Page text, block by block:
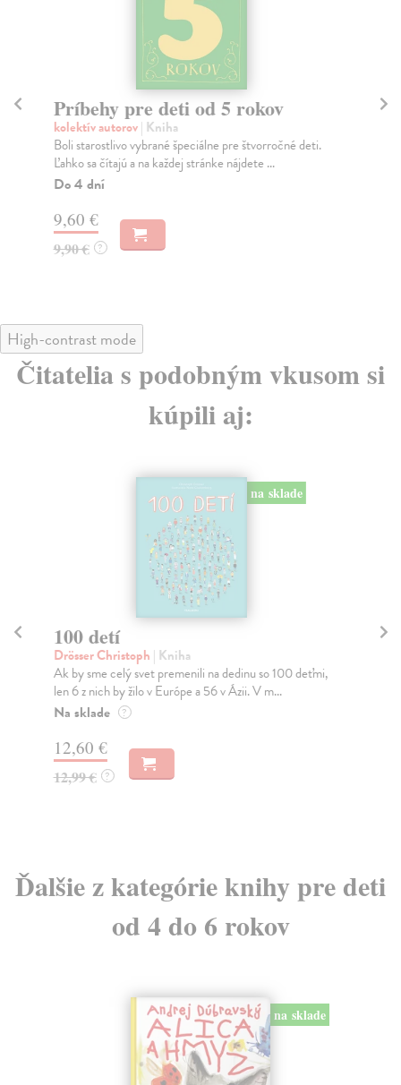
Príbehy pre deti od 5 rokov
kolektív autorov| Kniha
Boli starostlivo vybrané špeciálne pre štvorročné deti.
Ľahko sa čítajú a na každej stránke nájdete ...
Do 4 dní
9,60 €
9,90 € ?
High-contrast mode
Čitatelia s podobným vkusom si
kúpili aj:
na sklade
100 detí
Drösser Christoph | Kniha
Ak by sme celý svet premenili na dedinu so 100 deťmi,
len 6 z nich by žilo v Európe a 56 v Ázii. V m...
Na sklade ?
12,60 €
12,99 € ?
Ďalšie z kategórie knihy pre deti
od 4 do 6 rokov
na sklade